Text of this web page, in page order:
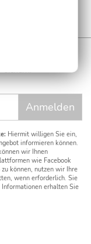
sichern!
Hiermit willigen Sie ein,
informieren können.
wir Ihnen
wie Facebook
können, nutzen wir Ihre
wenn erforderlich. Sie
erhalten Sie